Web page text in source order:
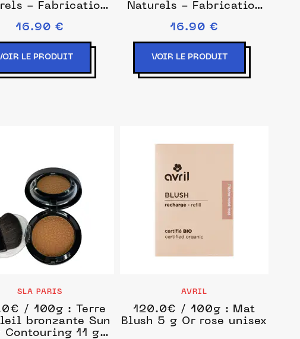
- Fabrication
16.90 €
LE PRODUIT
Naturels - Fabrication
16.90 €
VOIR LE PRODUIT
SLA PARIS
/ 100g : Terre
bronzante Sun
Contouring 11 g
AVRIL
120.0€ / 100g : Mat
Blush 5 g Or rose unisex